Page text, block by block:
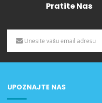
Pratite Nas
UPOZNAJTE NAS